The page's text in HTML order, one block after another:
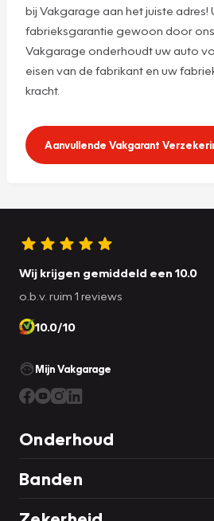
bij Vakgarage aan het juiste adres!
fabrieksgarantie gewoon door
Vakgarage onderhoudt uw auto
eisen van de fabrikant en uw
kracht.
Aanvullende Vakgarant
Wij krijgen gemiddeld een 10.0
o.b.v. ruim 1 reviews
10.0/10
Mijn Vakgarage
Onderhoud
Banden